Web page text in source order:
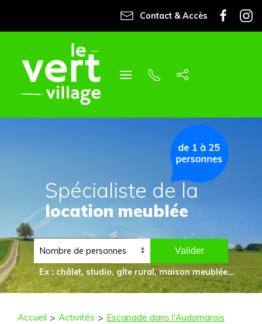
Contact & Accès
Spécialiste de la
location meublée
Valider
Ex : châlet, studio, gîte rural, maison meublée...
Accueil Activités Escapade dans l'Audomarois